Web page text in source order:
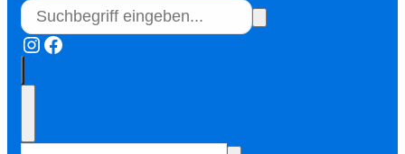
Instagram
Facebook